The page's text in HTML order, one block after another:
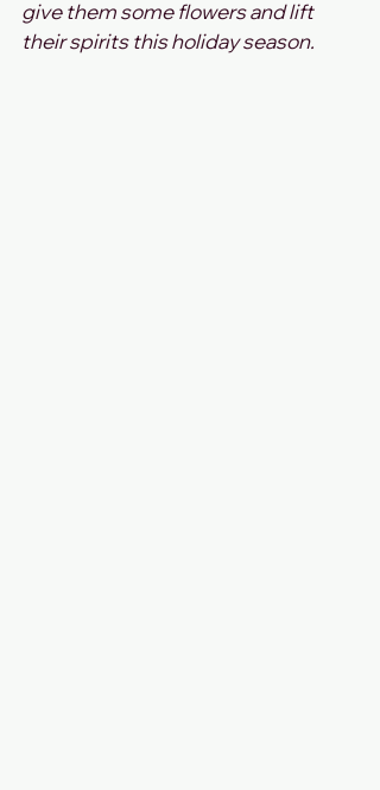
give them some flowers and lift
their spirits this holiday season.